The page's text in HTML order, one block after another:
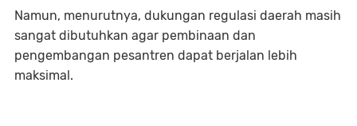
Namun, menurutnya, dukungan regulasi daerah masih
sangat dibutuhkan agar pembinaan dan
pengembangan pesantren dapat berjalan lebih
maksimal.